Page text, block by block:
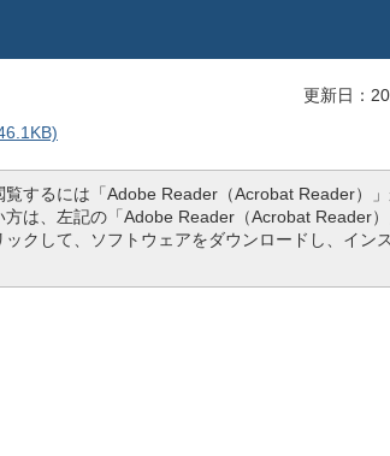
更新日：
覧するには「Adobe Reader（Acrobat Reader）
方は、左記の「Adobe Reader（Acrobat Reader
ックして、ソフトウェアをダウンロードし、イン